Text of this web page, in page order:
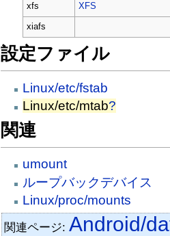
xfs XFS
xiafs
設定ファイル
Linux/etc/fstab
Linux/etc/mtab?
関連
umount
ループバックデバイス
Linux/proc/mounts
関連ページ:Android/